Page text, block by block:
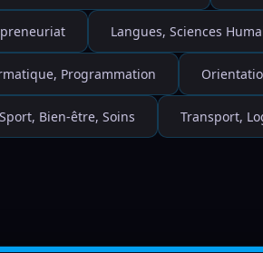
Langues, Sciences
Programmation
Sport, Bien-être, Soins Transport,